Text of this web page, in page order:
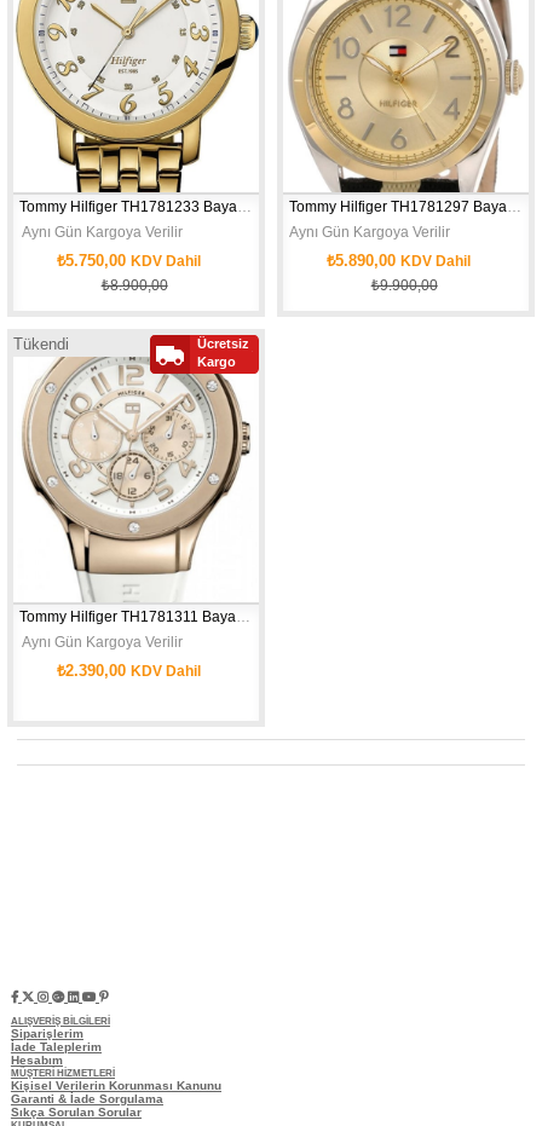
Aynı Gün Kargoya Verilir
₺5.750,00 KDV Dahil
₺8.900,00
Aynı Gün Kargoya Verilir
₺5.890,00 KDV Dahil
₺9.900,00
Tükendi
Tommy Hilfiger TH1781311 Bayan Kol Saati
Aynı Gün Kargoya Verilir
₺2.390,00 KDV Dahil
Ücretsiz
Kargo
ALIŞVERİŞ BİLGİLERİ
Siparişlerim
İade Taleplerim
Hesabım
MÜŞTERİ HİZMETLERİ
Kişisel Verilerin Korunması Kanunu
Garanti & İade Sorgulama
Sıkça Sorulan Sorular